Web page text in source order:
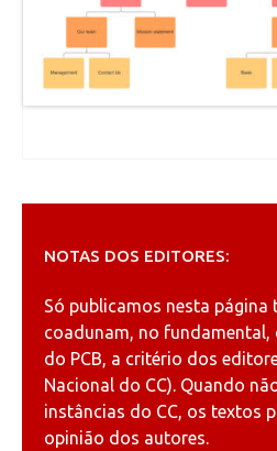
NOTAS DOS EDITORES:
Só publicamos nesta página
coadunam, no
do PCB, a critério dos
Nacional do CC). Quando
instâncias do CC, os textos
opinião dos autores.